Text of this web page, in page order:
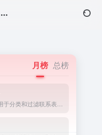
月榜 总榜